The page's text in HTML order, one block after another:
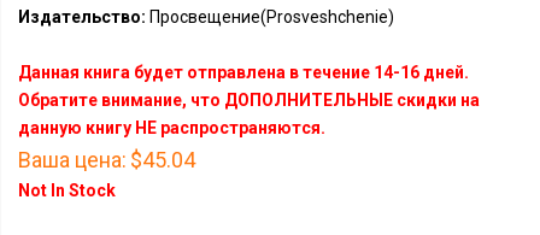
Издательство: Просвещение(Prosveshchenie)
Данная книга будет отправлена в течение 14-16 дней.
Обратите внимание, что ДОПОЛНИТЕЛЬНЫЕ скидки на
данную книгу НЕ распространяются.
Ваша цена: $45.04
Not In Stock